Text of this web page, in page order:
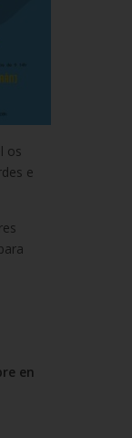
os
e
en